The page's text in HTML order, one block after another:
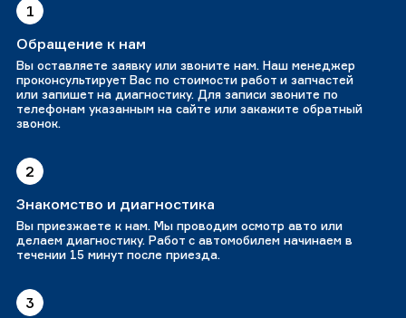
1
Обращение к нам
Вы оставляете заявку или звоните нам. Наш менеджер
проконсультирует Вас по стоимости работ и запчастей
или запишет на диагностику. Для записи звоните по
телефонам указанным на сайте или закажите обратный
звонок.
2
Знакомство и диагностика
Вы приезжаете к нам. Мы проводим осмотр авто или
делаем диагностику. Работ с автомобилем начинаем в
течении 15 минут после приезда.
3